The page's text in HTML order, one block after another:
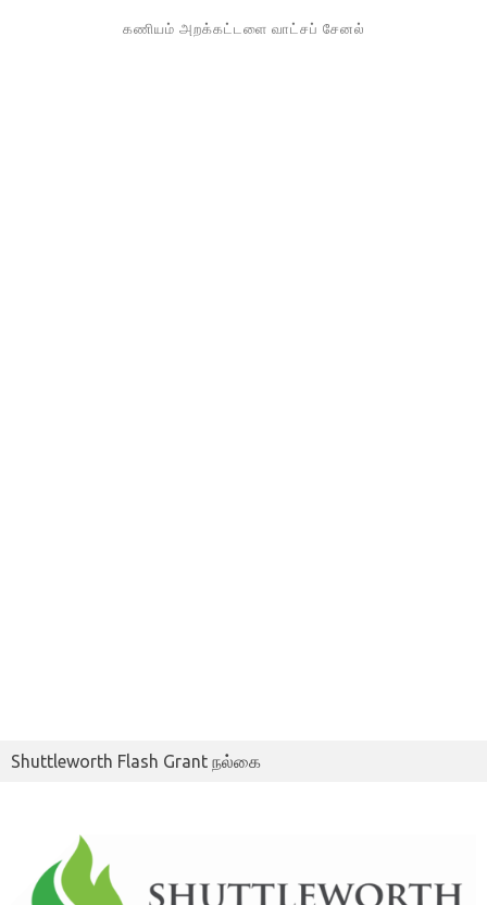
கணியம் அறக்கட்டளை வாட்சப் சேனல்
Shuttleworth Flash Grant நல்கை